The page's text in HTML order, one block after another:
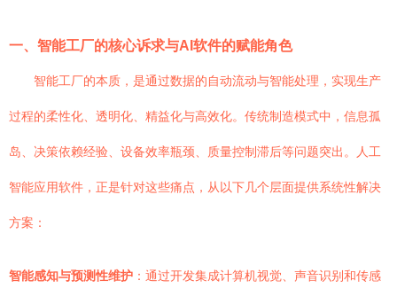
一、智能工厂的核心诉求与AI软件的赋能角色
智能工厂的本质，是通过数据的自动流动与智能处理，实现生产
过程的柔性化、透明化、精益化与高效化。传统制造模式中，信息孤
岛、决策依赖经验、设备效率瓶颈、质量控制滞后等问题突出。人工
智能应用软件，正是针对这些痛点，从以下几个层面提供系统性解决
方案：
智能感知与预测性维护 ：通过开发集成计算机视觉、声音识别和传感